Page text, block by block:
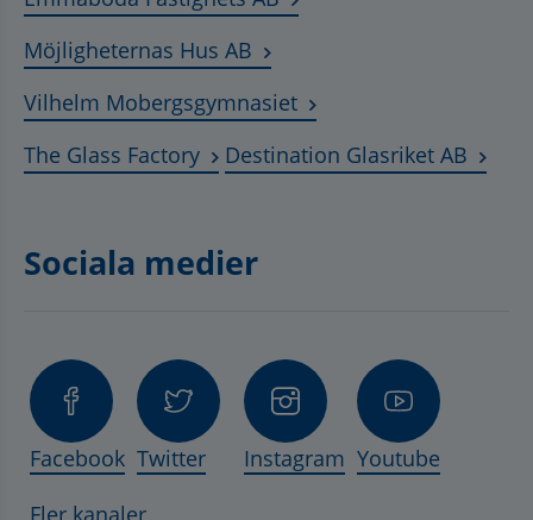
Möjligheternas Hus AB Länk till annan webbplats,
Vilhelm MobergsgymnasietLänk till annan
The Glass FactoryLänk till annan webbplats,
Destination Glasriket AB
Sociala medier
Facebook Twitter Instagram Youtube
Fler kanaler